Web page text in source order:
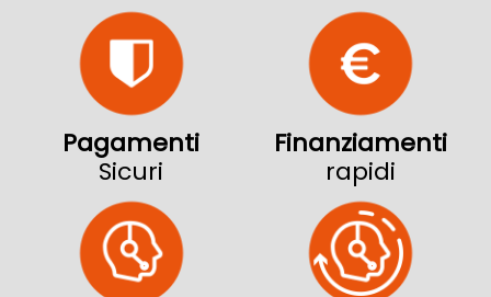
Pagamenti
Sicuri
Finanziamenti
rapidi